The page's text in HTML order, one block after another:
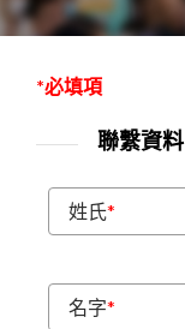
*必填項
聯繫資料
姓氏*
名字*